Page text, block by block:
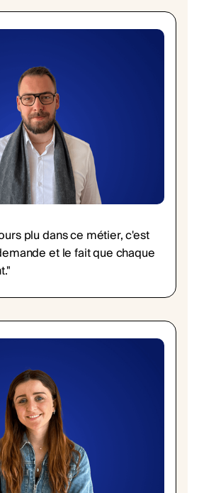
plu dans ce métier, c'est
et le fait que chaque